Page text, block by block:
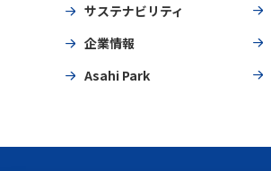
サステナビリティ
企業情報
Asahi Park